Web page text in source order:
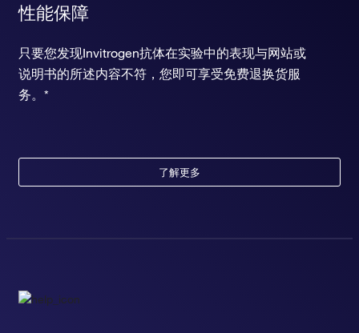
性能保障
只要您发现Invitrogen抗体在实验中的表现与网站或
说明书的所述内容不符，您即可享受免费退换货服
务。*
了解更多